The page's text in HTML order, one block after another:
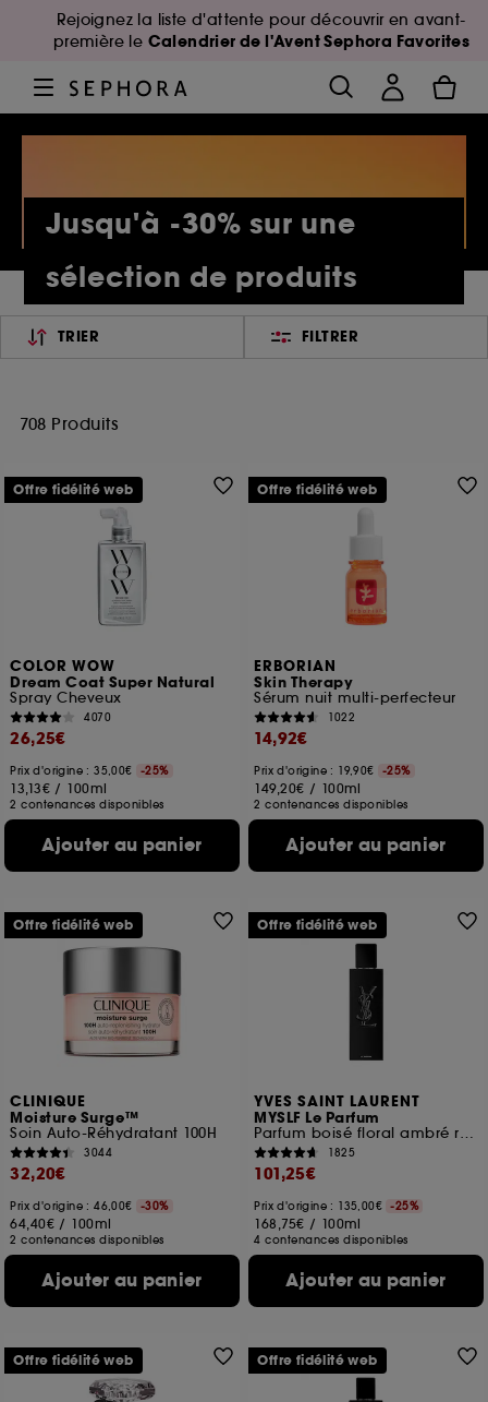
Rejoignez la liste d'attente pour découvrir en avant-
première le Calendrier de l'Avent Sephora Favorites
Jusqu'à -30% sur une
sélection de produits
TRIER FILTRER
708 Produits
COLOR WOW
Dream Coat Super Natural
Spray Cheveux
4070
26,25€
Prix d'origine : 35,00€ -25%
13,13€ / 100ml
2 contenances disponibles
Ajouter au panier
Offre fidélité web
ERBORIAN
Skin Therapy
Sérum nuit multi-perfecteur
1022
14,92€
Prix d'origine : 19,90€ -25%
149,20€ / 100ml
2 contenances disponibles
Ajouter au panier
Offre fidélité web
CLINIQUE
Moisture Surge™
Soin Auto-Réhydratant 100H
3044
32,20€
Prix d'origine : 46,00€ -30%
64,40€ / 100ml
2 contenances disponibles
Ajouter au panier
Offre fidélité web
YVES SAINT LAURENT
MYSLF Le Parfum
Parfum boisé floral ambré rechargeable pour homme
1825
101,25€
Prix d'origine : 135,00€ -25%
168,75€ / 100ml
4 contenances disponibles
Ajouter au panier
Offre fidélité web
Offre fidélité web Offre fidélité web